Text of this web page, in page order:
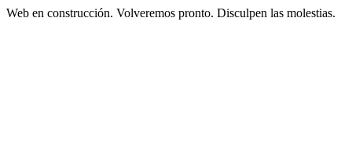
Web en construcción. Volveremos pronto. Disculpen las molestias.